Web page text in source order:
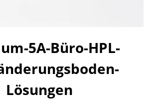
5A-Büro-HPL-
Lösungen